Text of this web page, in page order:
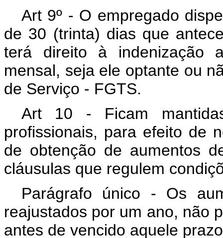
Art 9º - O empregado
de 30 (trinta) dias que
terá direito à indenização
mensal, seja ele optante ou
de Serviço - FGTS.
Art 10 - Ficam
profissionais, para efeito de
de obtenção de aumentos
cláusulas que regulem
Parágrafo único - Os
reajustados por um ano, não
antes de vencido aquele